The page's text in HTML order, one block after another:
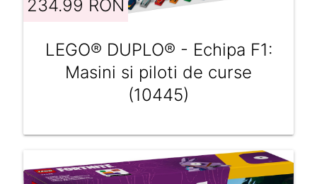
234.99 RON
LEGO® DUPLO® - Echipa F1:
Masini si piloti de curse
(10445)